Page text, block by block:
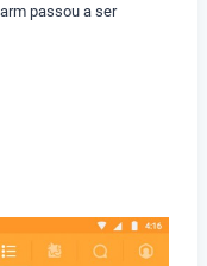
passou a ser